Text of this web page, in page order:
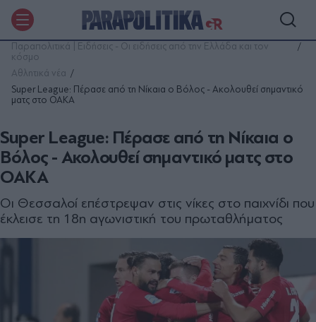
Παραπολιτικά | Ειδήσεις - Οι ειδήσεις από την Ελλάδα και τον
κόσμο
Αθλητικά νέα
Super League: Πέρασε από τη Νίκαια ο Βόλος - Ακολουθεί σημαντικό
ματς στο ΟΑΚΑ
Super League: Πέρασε από τη Νίκαια ο
Βόλος - Ακολουθεί σημαντικό ματς στο
ΟΑΚΑ
Οι Θεσσαλοί επέστρεψαν στις νίκες στο παιχνίδι που
έκλεισε τη 18η αγωνιστική του πρωταθλήματος